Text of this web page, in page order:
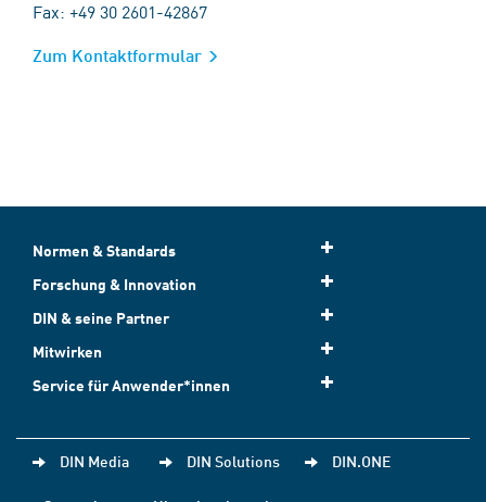
Fax: +49 30 2601-42867
Zum Kontaktformular
Normen & Standards
Forschung & Innovation
DIN & seine Partner
Mitwirken
Service für Anwender*innen
DIN Media DIN Solutions DIN.ONE